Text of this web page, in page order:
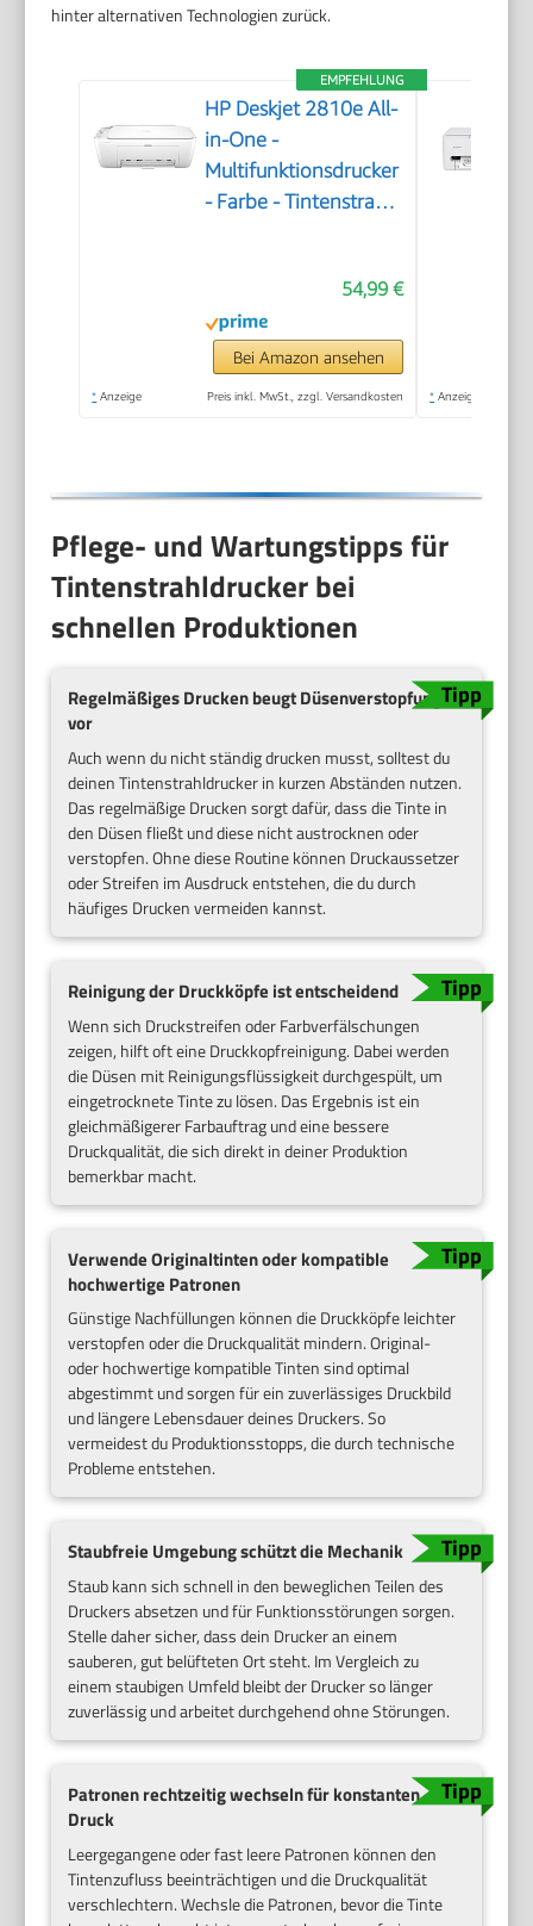
hinter alternativen Technologien zurück.
EMPFEHLUNG
HP Deskjet 2810e All-
in-One -
Multifunktionsdrucker
- Farbe - Tintenstrahl
(Medien) - bis zu 7.5
Seiten/Min. (Drucken)
- 60 Blatt - USB 2.0,
Bluetooth, Wi-Fi(n)
54,99 €
Bei Amazon ansehen
* Anzeige Preis inkl. MwSt., zzgl. Versandkosten * Anzeige
Pflege- und Wartungstipps für
Tintenstrahldrucker bei
schnellen Produktionen
Regelmäßiges Drucken beugt Düsenverstopfungen
vor
Auch wenn du nicht ständig drucken musst, solltest du
deinen Tintenstrahldrucker in kurzen Abständen nutzen.
Das regelmäßige Drucken sorgt dafür, dass die Tinte in
den Düsen fließt und diese nicht austrocknen oder
verstopfen. Ohne diese Routine können Druckaussetzer
oder Streifen im Ausdruck entstehen, die du durch
häufiges Drucken vermeiden kannst.
Reinigung der Druckköpfe ist entscheidend
Wenn sich Druckstreifen oder Farbverfälschungen
zeigen, hilft oft eine Druckkopfreinigung. Dabei werden
die Düsen mit Reinigungsflüssigkeit durchgespült, um
eingetrocknete Tinte zu lösen. Das Ergebnis ist ein
gleichmäßigerer Farbauftrag und eine bessere
Druckqualität, die sich direkt in deiner Produktion
bemerkbar macht.
Verwende Originaltinten oder kompatible
hochwertige Patronen
Günstige Nachfüllungen können die Druckköpfe leichter
verstopfen oder die Druckqualität mindern. Original-
oder hochwertige kompatible Tinten sind optimal
abgestimmt und sorgen für ein zuverlässiges Druckbild
und längere Lebensdauer deines Druckers. So
vermeidest du Produktionsstopps, die durch technische
Probleme entstehen.
Staubfreie Umgebung schützt die Mechanik
Staub kann sich schnell in den beweglichen Teilen des
Druckers absetzen und für Funktionsstörungen sorgen.
Stelle daher sicher, dass dein Drucker an einem
sauberen, gut belüfteten Ort steht. Im Vergleich zu
einem staubigen Umfeld bleibt der Drucker so länger
zuverlässig und arbeitet durchgehend ohne Störungen.
Patronen rechtzeitig wechseln für konstanten
Druck
Leergegangene oder fast leere Patronen können den
Tintenzufluss beeinträchtigen und die Druckqualität
verschlechtern. Wechsle die Patronen, bevor die Tinte